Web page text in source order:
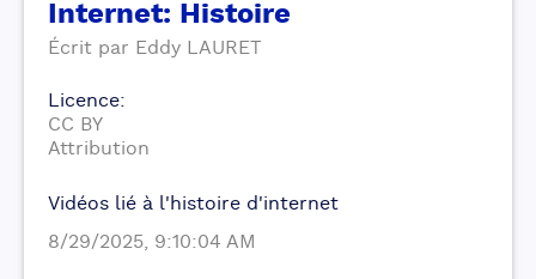
Internet: Histoire
Écrit par Eddy LAURET
Licence:
CC BY
Attribution
Vidéos lié à l'histoire d'internet
8/29/2025, 9:10:04 AM